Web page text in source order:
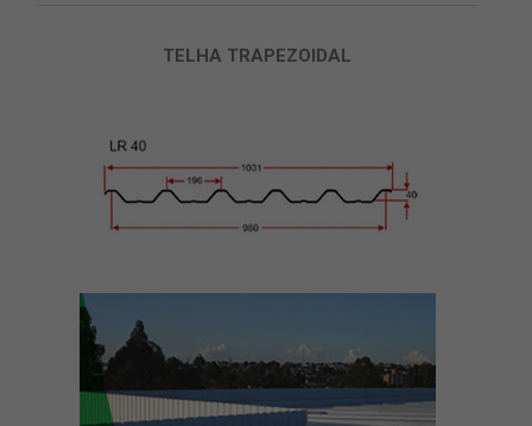
TELHA TRAPEZOIDAL